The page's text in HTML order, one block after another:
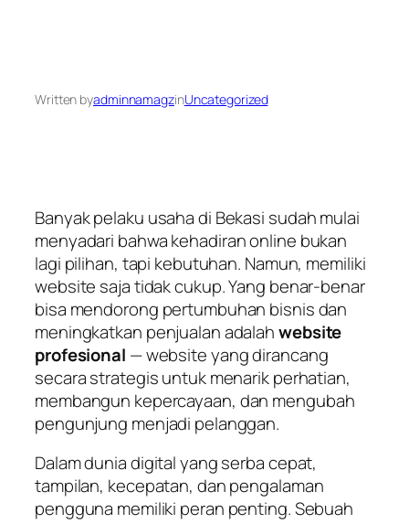
Written byadminnamagzinUncategorized
Banyak pelaku usaha di Bekasi sudah mulai
menyadari bahwa kehadiran online bukan
lagi pilihan, tapi kebutuhan. Namun, memiliki
website saja tidak cukup. Yang benar-benar
bisa mendorong pertumbuhan bisnis dan
meningkatkan penjualan adalahwebsite
profesional — website yang dirancang
secara strategis untuk menarik perhatian,
membangun kepercayaan, dan mengubah
pengunjung menjadi pelanggan.
Dalam dunia digital yang serba cepat,
tampilan, kecepatan, dan pengalaman
pengguna memiliki peran penting. Sebuah